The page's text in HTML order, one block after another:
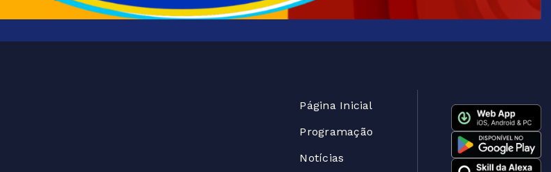
Página Inicial
Programação
Notícias